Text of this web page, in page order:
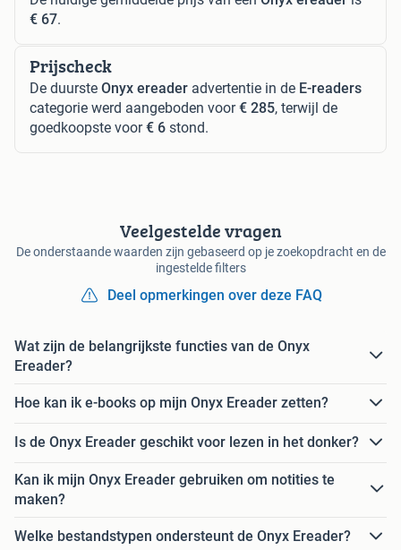
€ 67.
Prijscheck
De duurste Onyx ereader advertentie in de E-readers
categorie werd aangeboden voor€ 285, terwijl de
goedkoopste voor€ 6 stond.
Veelgestelde vragen
De onderstaande waarden zijn gebaseerd op je zoekopdracht en de
ingestelde filters
Deel opmerkingen over deze FAQ
Wat zijn de belangrijkste functies van de Onyx
Ereader?
Hoe kan ik e-books op mijn Onyx Ereader zetten?
Is de Onyx Ereader geschikt voor lezen in het donker?
Kan ik mijn Onyx Ereader gebruiken om notities te
maken?
Welke bestandstypen ondersteunt de Onyx Ereader?